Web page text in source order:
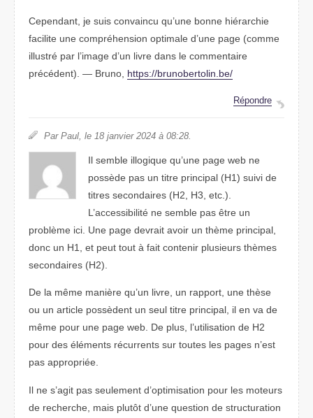
Cependant, je suis convaincu qu’une bonne hiérarchie
facilite une compréhension optimale d’une page (comme
illustré par l’image d’un livre dans le commentaire
précédent). — Bruno, https://brunobertolin.be/
Répondre
Par Paul, le 18 janvier 2024 à 08:28.
Il semble illogique qu’une page web ne
possède pas un titre principal (H1) suivi de
titres secondaires (H2, H3, etc.).
L’accessibilité ne semble pas être un
problème ici. Une page devrait avoir un thème principal,
donc un H1, et peut tout à fait contenir plusieurs thèmes
secondaires (H2).
De la même manière qu’un livre, un rapport, une thèse
ou un article possèdent un seul titre principal, il en va de
même pour une page web. De plus, l’utilisation de H2
pour des éléments récurrents sur toutes les pages n’est
pas appropriée.
Il ne s’agit pas seulement d’optimisation pour les moteurs
de recherche, mais plutôt d’une question de structuration